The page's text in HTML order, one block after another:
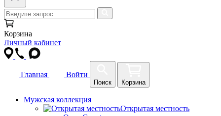
Корзина
Личный кабинет
Главная Войти
Поиск Корзина
Мужская коллекция
Открытая местность